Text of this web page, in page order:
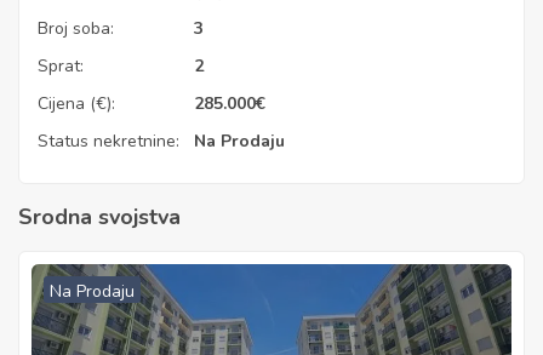
Broj soba:
3
Sprat:
2
Cijena (€):
285.000€
Status nekretnine:
Na Prodaju
Srodna svojstva
Na Prodaju